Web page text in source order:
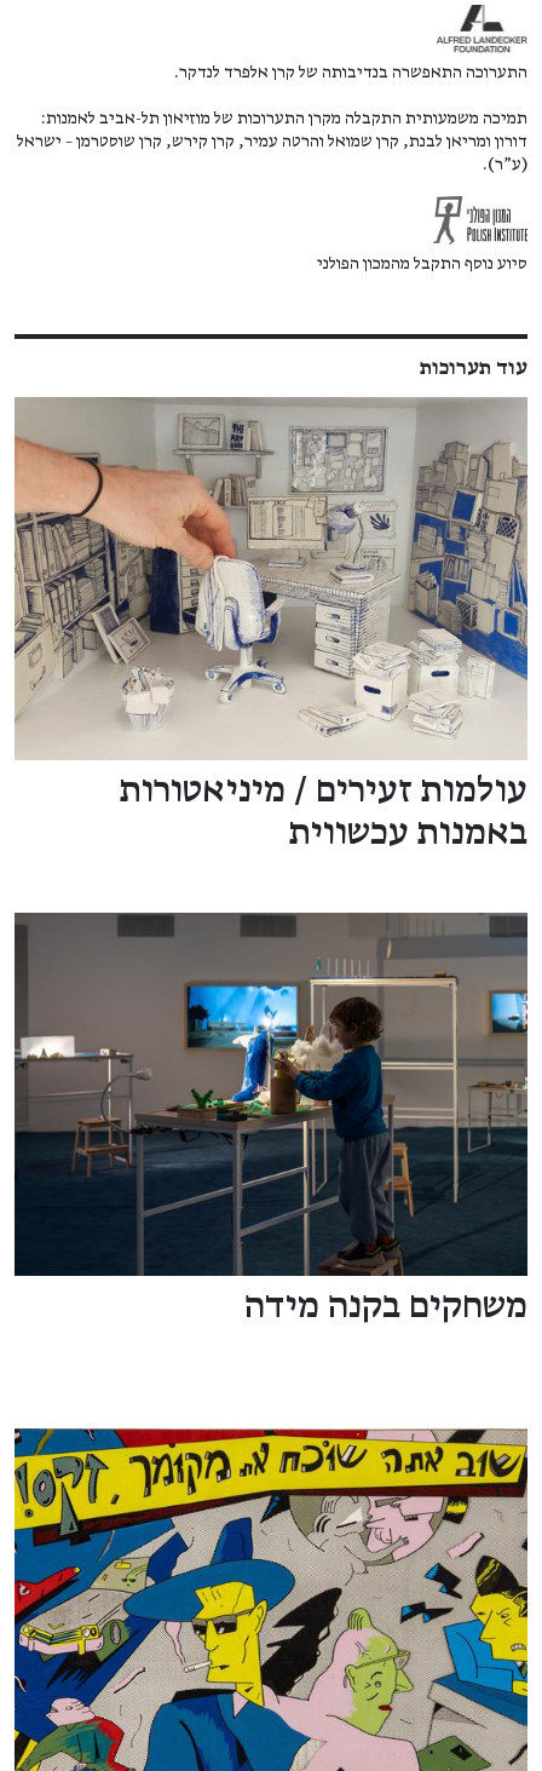
התערוכה התאפשרה בנדיבותה של קרן אלפרד לנדקר.
תמיכה משמעותית התקבלה מקרן התערוכות של מוזיאון תל-אביב לאמנות:
דורון ומריאן לבנת, קרן שמואל והרטה עמיר, קרן קירש, קרן שוסטרמן – ישראל
(ע"ר).
סיוע נוסף התקבל מהמכון הפולני
עוד תערוכות
עולמות זעירים / מיניאטורות
באמנות עכשווית
משחקים בקנה מידה